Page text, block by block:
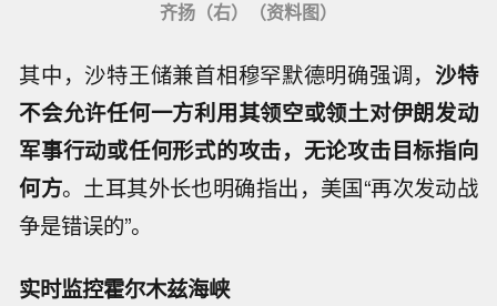
齐扬（右）（资料图）
其中，沙特王储兼首相穆罕默德明确强调，沙特
不会允许任何一方利用其领空或领土对伊朗发动
军事行动或任何形式的攻击，无论攻击目标指向
何方。土耳其外长也明确指出，美国“再次发动战
争是错误的”。
实时监控霍尔木兹海峡